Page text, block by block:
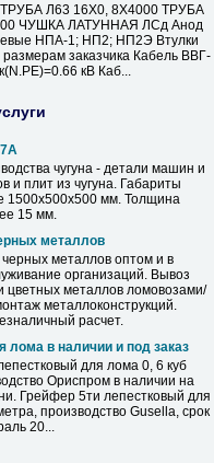
Л63 16Х0, 8Х4000 ТРУБА
ЧУШКА ЛАТУННАЯ ЛСд Анод
НПА-1; НП2; НП2Э Втулки
заказчика Кабель ВВГ-
кВ Каб...
чугуна - детали машин и
и плит из чугуна. Габариты
1500х500х500 мм. Толщина
15 мм.
металлов
металлов оптом и в
организаций. Вывоз
цветных металлов ломовозами/
металлоконструкций.
расчет.
лома в наличии и под заказ
для лома 0, 6 куб
Ориспром в наличии на
Грейфер 5ти лепестковый для
производство Gusella, срок
20...